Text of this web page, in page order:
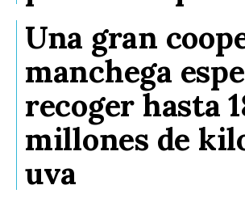
Una gran
manchega
recoger hasta
millones de
uva